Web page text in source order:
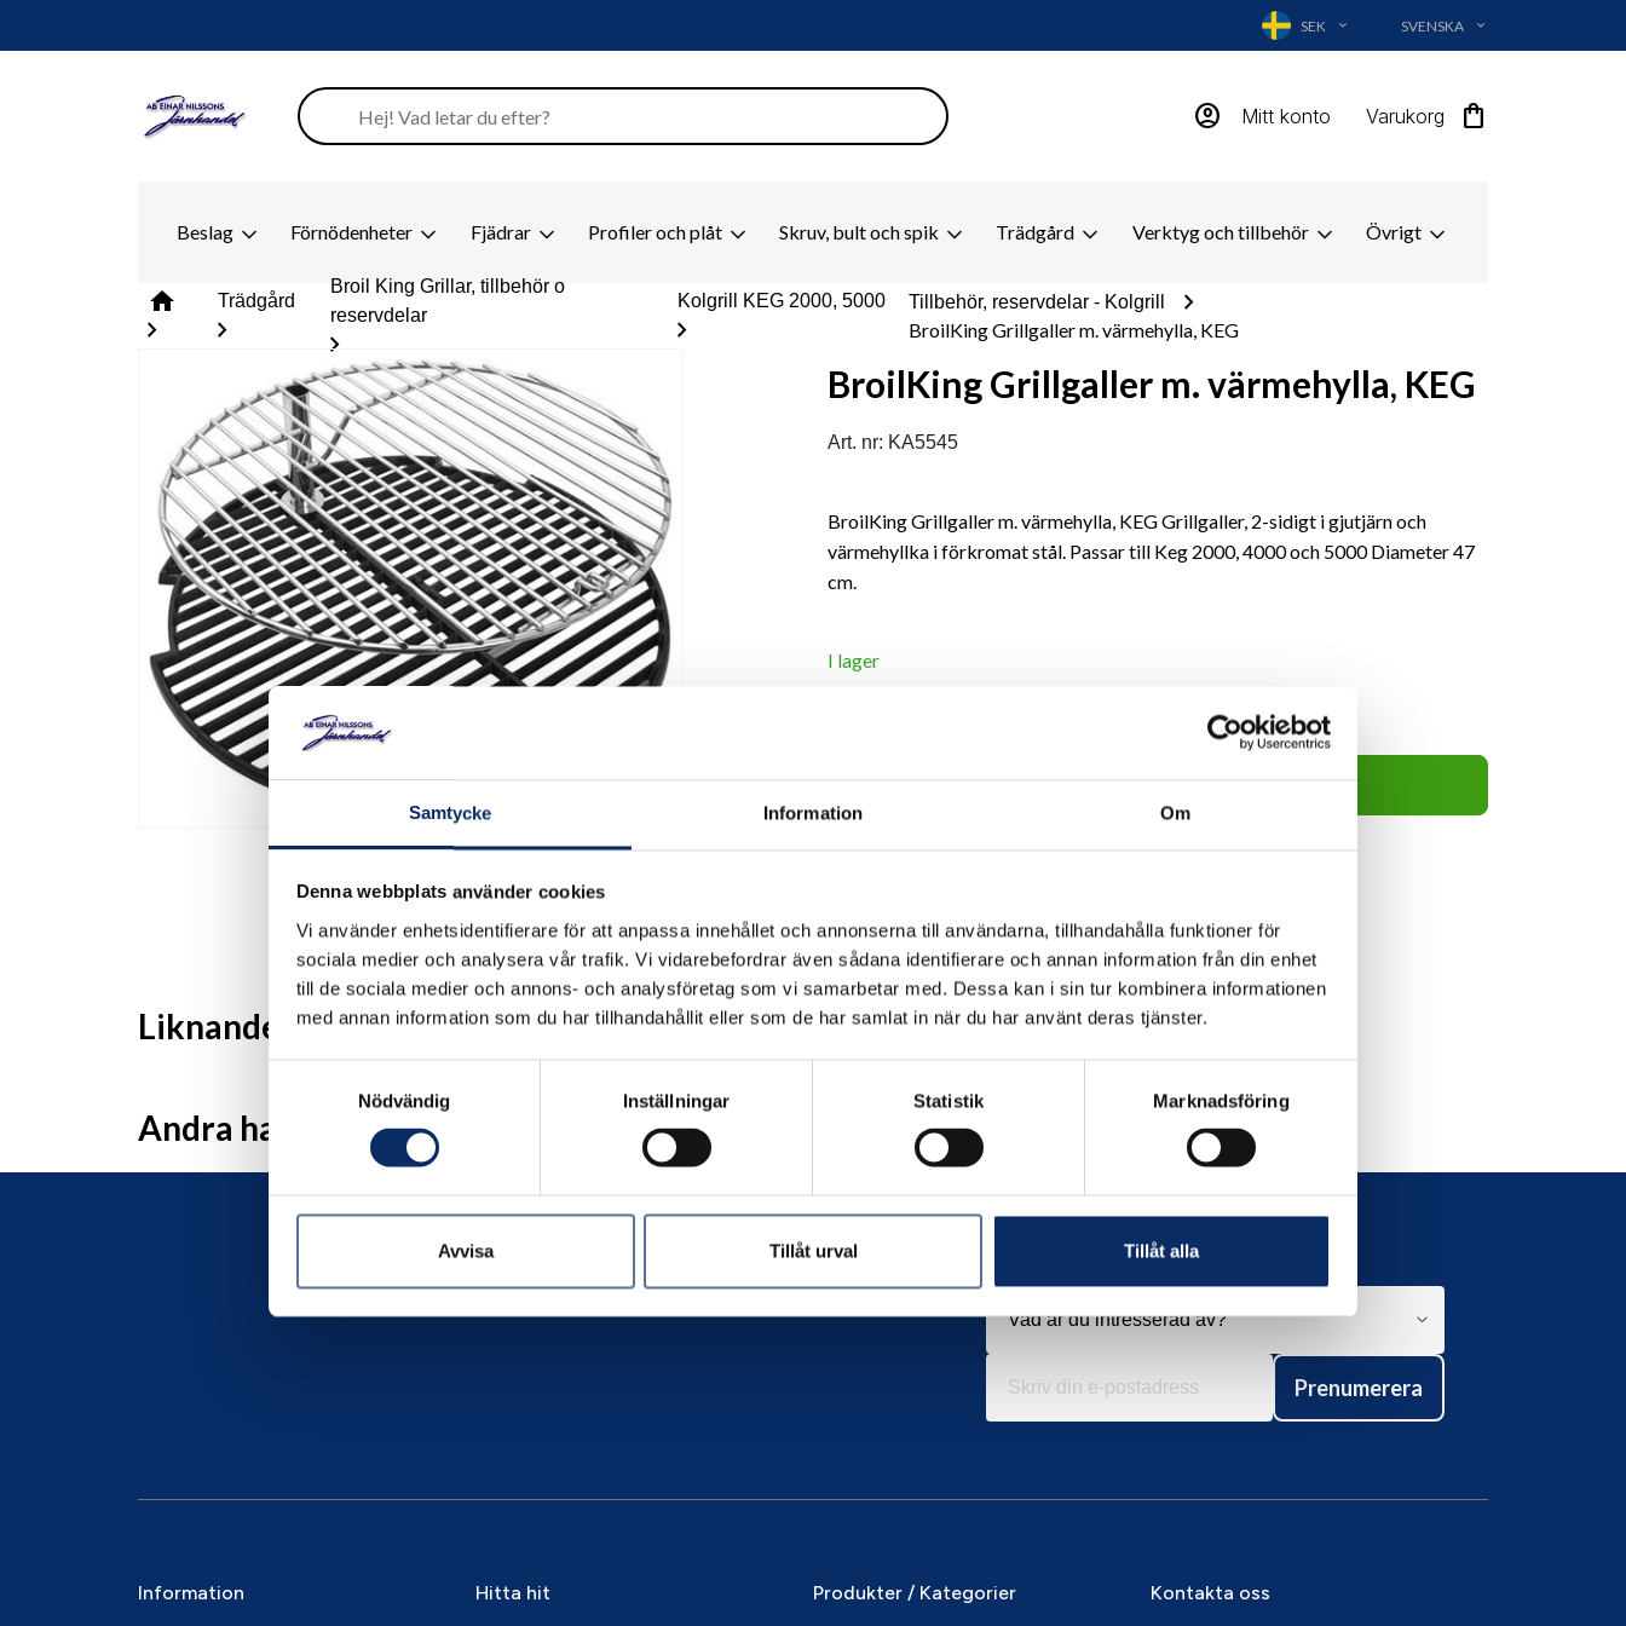
Samtycke Information Om
Denna webbplats använder cookies
Vi använder enhetsidentifierare för att anpassa innehållet och annonserna till användarna, tillhandahålla funktioner för
sociala medier och analysera vår trafik. Vi vidarebefordrar även sådana identifierare och annan information från din enhet
till de sociala medier och annons- och analysföretag som vi samarbetar med. Dessa kan i sin tur kombinera informationen
med annan information som du har tillhandahållit eller som de har samlat in när du har använt deras tjänster.
Nödvändig
Inställningar Statistik Marknadsföring
Avvisa Tillåt urval Tillåt alla
SEK EXPAND_MORE SVENSKA EXPAND_MORE
account_circle Mitt konto Varukorg shopping_bag
Beslag Förnödenheter Fjädrar Profiler och plåt Skruv, bult och spik Trädgård Verktyg och tillbehör Övrigt
home
chevron_right
Trädgård
chevron_right
Broil King Grillar, tillbehör o
reservdelar
chevron_right
Kolgrill KEG 2000, 5000
chevron_right
Tillbehör, reservdelar - Kolgrill chevron_right
BroilKing Grillgaller m. värmehylla, KEG
BroilKing Grillgaller m. värmehylla, KEG
Art. nr: KA5545
BroilKing Grillgaller m. värmehylla, KEG Grillgaller, 2-sidigt i gjutjärn och
värmehyllka i förkromat stål. Passar till Keg 2000, 4000 och 5000 Diameter 47
cm.
I lager
remove add
1,595kr
Lägg i varukorg
Liknande produkter
Andra har även tittat på
Prenumerera
Information Hitta hit Produkter / Kategorier Kontakta oss